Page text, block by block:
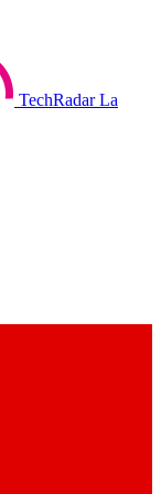
TechRadar La